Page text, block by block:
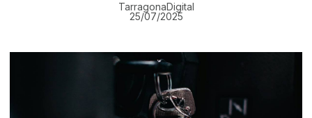
TarragonaDigital
25/07/2025